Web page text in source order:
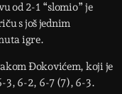
od 2-1 “slomio” je
s još jednim
igre.
Đokovićem, koji je
3, 6-2, 6-7 (7), 6-3.